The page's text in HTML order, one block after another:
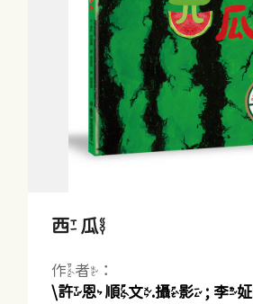
西瓜
作者：
\許恩順文.攝影 ; 李